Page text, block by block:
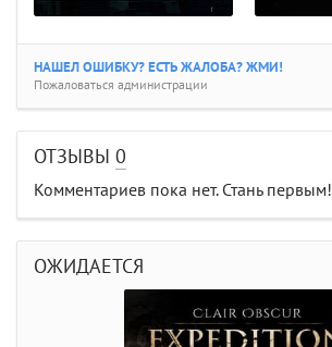
НАШЕЛ ОШИБКУ? ЕСТЬ ЖАЛОБА? ЖМИ!
Пожаловаться администрации
ОТЗЫВЫ 0
Комментариев пока нет. Стань первым!
ОЖИДАЕТСЯ